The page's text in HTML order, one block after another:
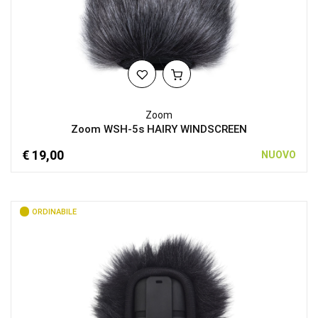
Zoom
Zoom WSH-5s HAIRY WINDSCREEN
€ 19,00 NUOVO
ORDINABILE